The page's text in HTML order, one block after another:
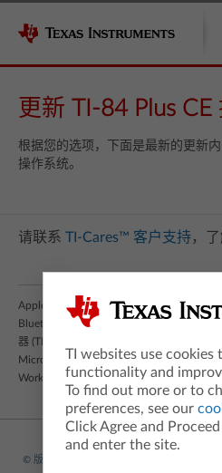
更新 TI-84 Plus CE
根据您的选项，下面是最新的更新
操作系统。
请联系 TI-Cares™ 客户支持，
Apple 徽标和 Mac 是 Apple Inc. 在美国和
Bluetooth® 文字标记和徽标是 Bluetooth
器 (TI) 对此类标记的任何使用均已获得许
Microsoft 集团公司的注册商标。 Wonder
Workshop, Inc. 的注册商标。
© 版权
TI websites use cookies
functionality and
To find out more or to
preferences, see our
Click Agree and
and enter the site.